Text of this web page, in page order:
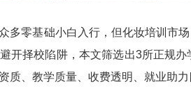
多零基础小白入行，但化妆培训市
开择校陷阱，本文筛选出3所正规
质、教学质量、收费透明、就业助